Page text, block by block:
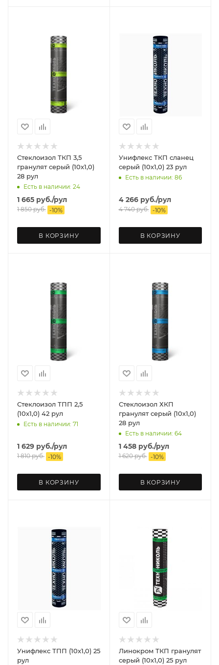
Стеклоизол ТКП 3,5
гранулят серый (10х1,0)
28 рул
Есть в наличии: 24
1 665 руб./рул
1 850руб. -10%
В КОРЗИНУ
Унифлекс ТКП сланец
серый (10х1,0) 23 рул
Есть в наличии: 86
4 266руб./рул
4 740руб. -10%
В КОРЗИНУ
Стеклоизол ТПП 2,5
(10х1,0) 42 рул
Есть в наличии: 71
1 629 руб./рул
1 810руб. -10%
В КОРЗИНУ
Стеклоизол ХКП
гранулят серый (10х1,0)
28 рул
Есть в наличии: 64
1 458руб./рул
1 620руб. -10%
В КОРЗИНУ
Унифлекс ТПП (10х1,0) 25
рул
Линокром ТКП гранулят
серый (10х1,0) 25 рул